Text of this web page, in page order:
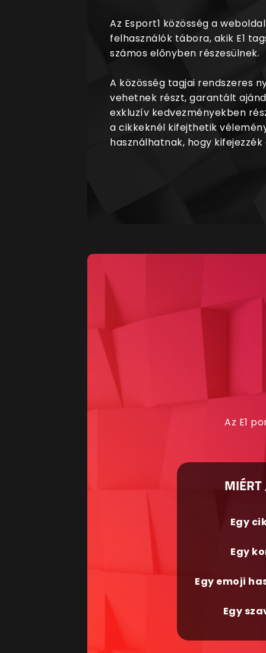
Az Esport1 közösség a
felhasználók tábora, akik E1
számos előnyben részesülnek.
A közösség tagjai rendszeres
vehetnek részt, garantált
exkluzív kedvezményekben
a cikkeknél kifejthetik
használhatnak, hogy
Az E1
MIÉRT
Egy
Egy
Egy emoji
Egy